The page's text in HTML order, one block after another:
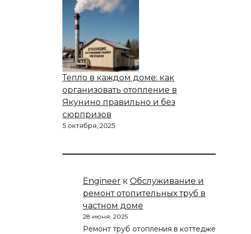
Тепло в каждом доме: как
организовать отопление в
Якунино правильно и без
сюрпризов
5 октября, 2025
Engineer к Обслуживание и
ремонт отопительных труб в
частном доме
28 июня, 2025
Ремонт труб отопления в коттедже